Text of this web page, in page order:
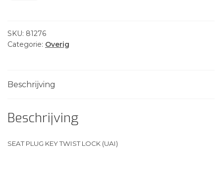
LOCK
(UAI)
SKU: 81276
Categorie: Overig
Beschrijving
Beschrijving
SEAT PLUG KEY TWIST LOCK (UAI)